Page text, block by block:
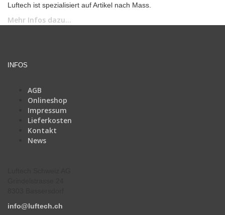
Luftech ist spezialisiert auf Artikel nach Mass.
Mehr Infos dazu...
INFOS
AGB
Onlineshop
Impressum
Lieferkosten
Kontakt
News
info@luftech.ch